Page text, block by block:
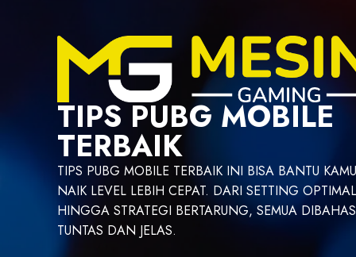
TIPS PUBG MOBILE
TERBAIK
TIPS PUBG MOBILE TERBAIK INI BISA BANTU KAMU
NAIK LEVEL LEBIH CEPAT. DARI SETTING OPTIMAL
HINGGA STRATEGI BERTARUNG, SEMUA DIBAHAS
TUNTAS DAN JELAS.